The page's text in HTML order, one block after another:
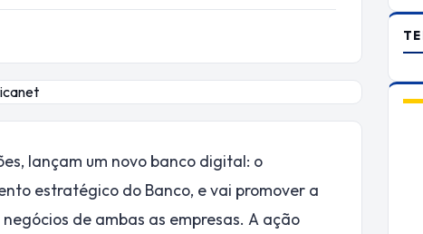
lançam um novo banco digital: o
estratégico do Banco, e vai promover a
de ambas as empresas. A ação